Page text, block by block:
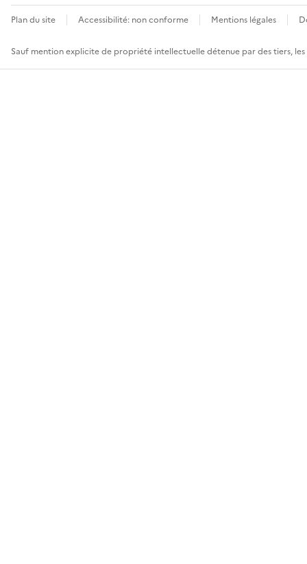
Plan du site Accessibilité: non conforme Mentions légales
Sauf mention explicite de propriété intellectuelle détenue par des tiers,